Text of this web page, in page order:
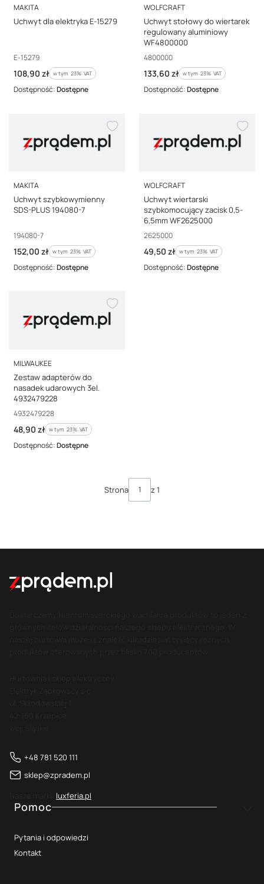
PRODUCENT
MAKITA
Uchwyt dla elektryka E-15279
Kod producenta
E-15279
Cena brutto
108,90 zł w tym %s VAT
w tym 23% VAT
Dostępność:Dostępne
PRODUCENT
WOLFCRAFT
Uchwyt stołowy do wiertarek
regulowany aluminiowy
WF4800000
Kod producenta
4800000
Cena brutto
133,60 zł w tym %s VAT
w tym 23% VAT
Dostępność:Dostępne
PRODUCENT
MAKITA
Uchwyt szybkowymienny
SDS-PLUS 194080-7
Kod producenta
194080-7
Cena brutto
152,00 zł w tym %s VAT
w tym 23% VAT
Dostępność:Dostępne
PRODUCENT
WOLFCRAFT
Uchwyt wiertarski
szybkomocujący zacisk 0,5-
6,5mm WF2625000
Kod producenta
2625000
Cena brutto
49,50 zł w tym %s VAT
w tym 23% VAT
Dostępność:Dostępne
PRODUCENT
MILWAUKEE
Zestaw adapterów do
nasadek udarowych 3el.
4932479228
Kod producenta
4932479228
Cena brutto
48,90 zł w tym %s VAT
w tym 23% VAT
Dostępność:Dostępne
Strona z 1
+48 781 520 111
sklep@zpradem.pl
luxferia.pl
Linki w stopce
Pomoc
Pytania i odpowiedzi
Kontakt